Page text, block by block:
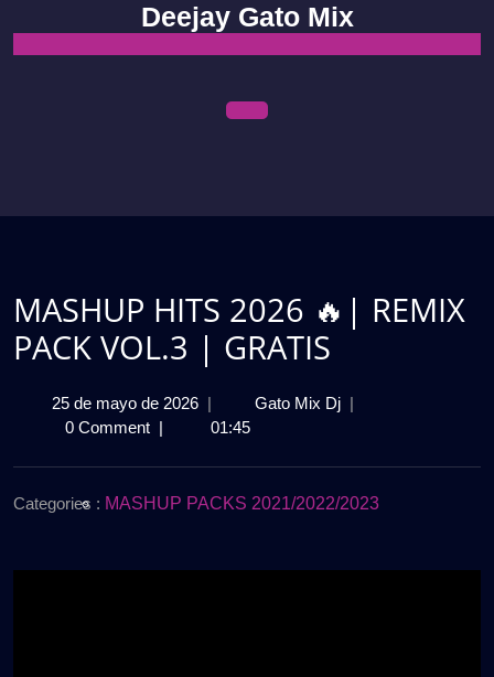
content
Deejay Gato Mix
MASHUP HITS 2026 🔥| REMIX
PACK VOL.3 | GRATIS
25 de mayo de 202625
de
2026
| Gato Mix DjMASHUP
REMIX
|
|
0 Comment | 01:45
Categories : MASHUP PACKS 2021/2022/2023